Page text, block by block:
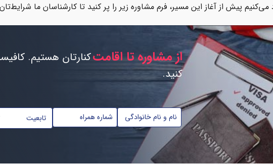
می‌کنیم پیش از آغاز این مسیر، فرم مشاوره زیر را پر کنید تا کارشناسان ما
از مشاوره تا اقامتکنارتان هستیم.
کنید.
نام
و
خانوادگی
شماره
موبایل
*
تابعیت
*